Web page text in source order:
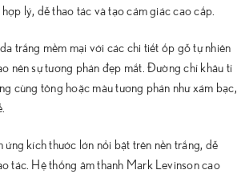
lý, dễ thao tác và tạo cảm giác cao cấp.
trắng mềm mại với các chi tiết ốp gỗ tự nhiên
nên sự tương phản đẹp mắt. Đường chỉ khâu tỉ
cùng tông hoặc màu tương phản như xám bạc,
ứng kích thước lớn nổi bật trên nền trắng, dễ
tác. Hệ thống âm thanh Mark Levinson cao